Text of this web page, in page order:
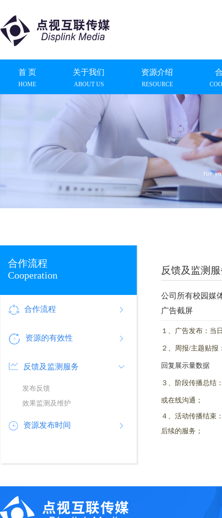
首 页
HOME
关于我们
ABOUT US
资源介绍
RESOURCE
合作流程
Cooperation
合作流程
资源的有效性
反馈及监测服务
发布反馈
效果监测及维护
资源发布时间
反馈及监测
公司所有校园媒
广告截屏
１、广告发布：当
２ 周报/主题贴报
回复展示量数据
３、阶段传播总结
或在线沟通；
４、活动传播结束
后续的服务；